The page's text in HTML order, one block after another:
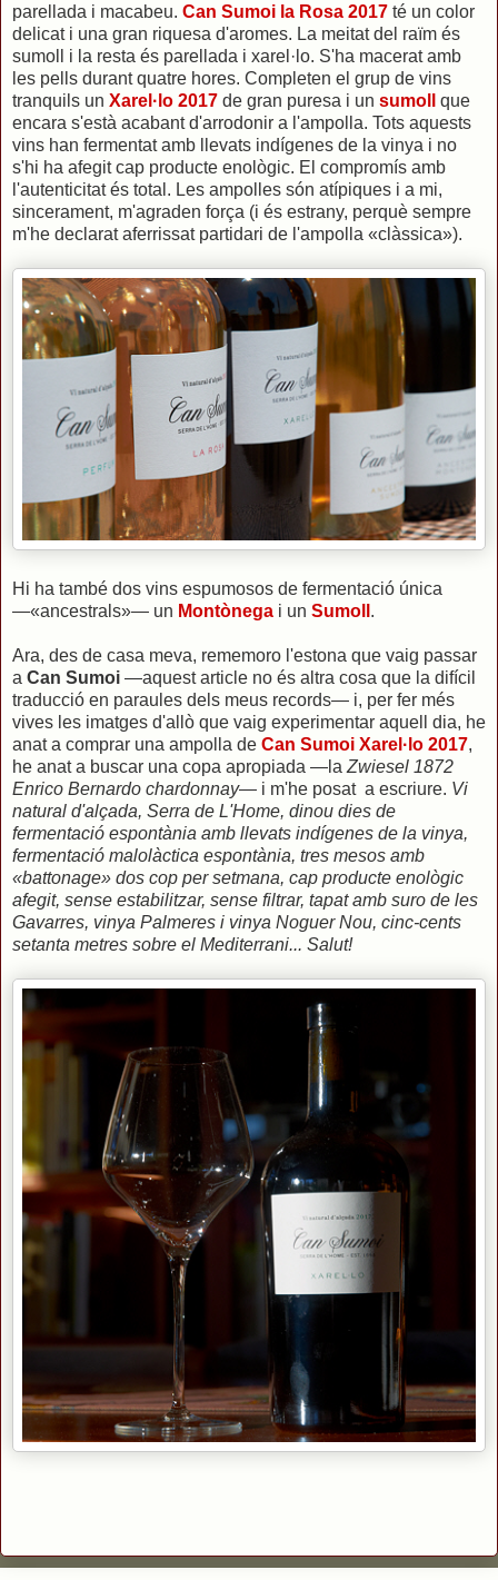
parellada i macabeu. Can Sumoi la Rosa 2017 té un color
delicat i una gran riquesa d'aromes. La meitat del raïm és
sumoll i la resta és parellada i xarel·lo. S'ha macerat amb
les pells durant quatre hores. Completen el grup de vins
tranquils un Xarel·lo 2017 de gran puresa i un sumoll que
encara s'està acabant d'arrodonir a l'ampolla. Tots aquests
vins han fermentat amb llevats indígenes de la vinya i no
s'hi ha afegit cap producte enològic. El compromís amb
l'autenticitat és total. Les ampolles són atípiques i a mi,
sincerament, m'agraden força (i és estrany, perquè sempre
m'he declarat aferrissat partidari de l'ampolla «clàssica»).
Hi ha també dos vins espumosos de fermentació única
—«ancestrals»— un Montònega i un Sumoll .
Ara, des de casa meva, rememoro l'estona que vaig passar
a Can Sumoi —aquest article no és altra cosa que la difícil
traducció en paraules dels meus records— i, per fer més
vives les imatges d'allò que vaig experimentar aquell dia, he
anat a comprar una ampolla de Can Sumoi Xarel·lo 2017,
he anat a buscar una copa apropiada —la Zwiesel 1872
Enrico Bernardo chardonnay— i m'he posat a escriure. Vi
natural d'alçada, Serra de L'Home, dinou dies de
fermentació espontània amb llevats indígenes de la vinya,
fermentació malolàctica espontània, tres mesos amb
«battonage» dos cop per setmana, cap producte enològic
afegit, sense estabilitzar, sense filtrar, tapat amb suro de les
Gavarres, vinya Palmeres i vinya Noguer Nou, cinc-cents
setanta metres sobre el Mediterrani... Salut!